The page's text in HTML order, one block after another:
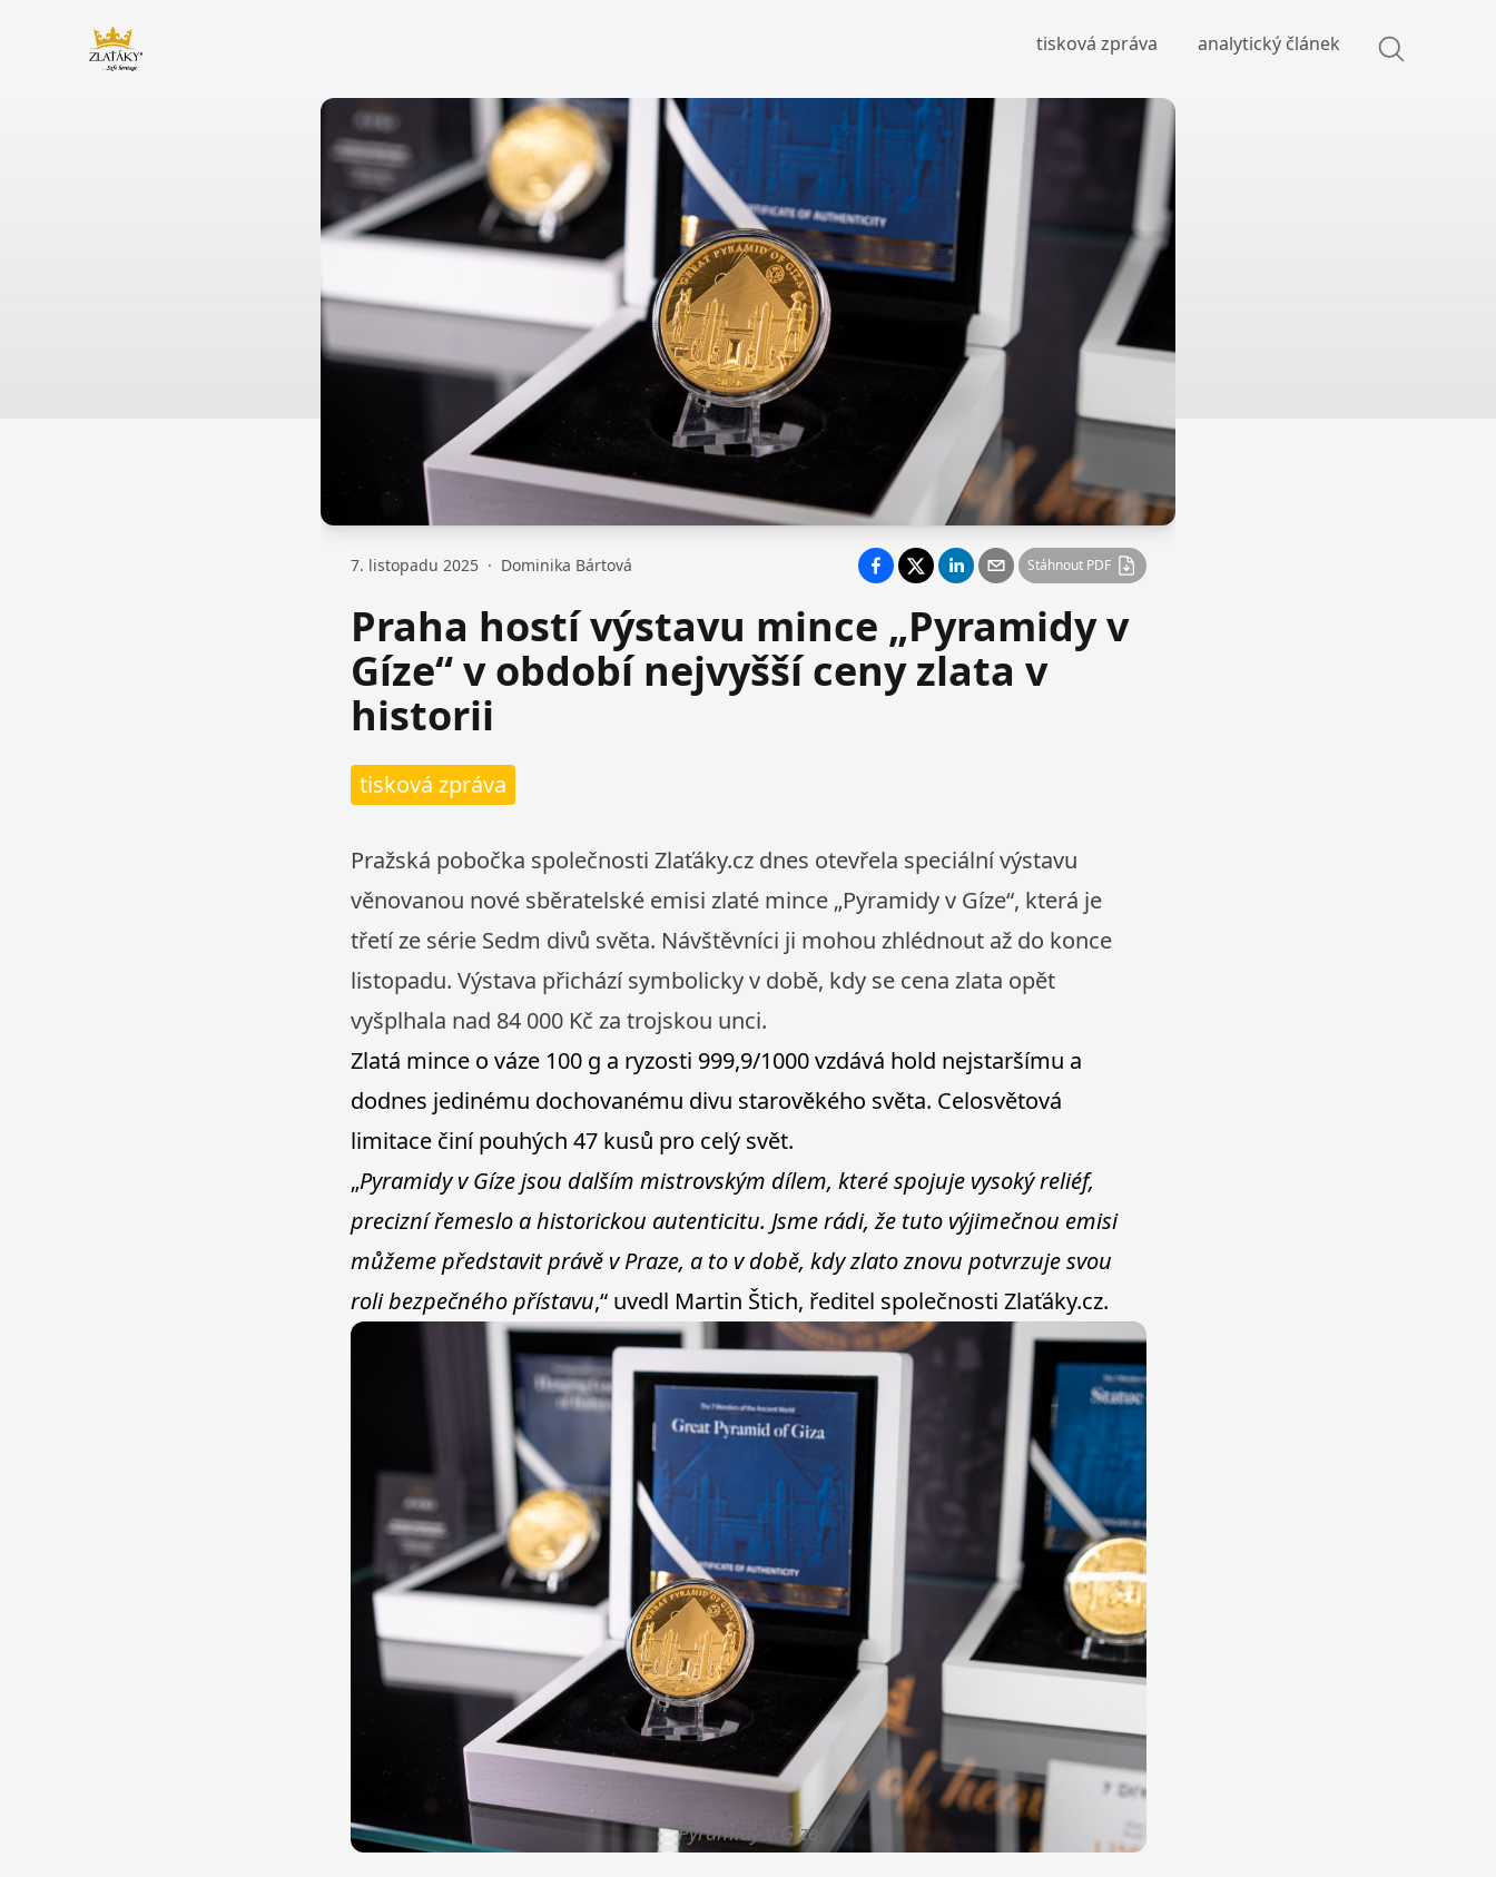
Zlaťáky.cz tisková zpráva analytický článek
7. listopadu 2025 · Dominika Bártová Stáhnout PDF
Praha hostí výstavu mince „Pyramidy v
Gíze“ v období nejvyšší ceny zlata v
historii
tisková zpráva
Pražská pobočka společnosti Zlaťáky.cz dnes otevřela speciální výstavu
věnovanou nové sběratelské emisi zlaté mince „Pyramidy v Gíze“, která je
třetí ze série Sedm divů světa. Návštěvníci ji mohou zhlédnout až do konce
listopadu. Výstava přichází symbolicky v době, kdy se cena zlata opět
vyšplhala nad 84 000 Kč za trojskou unci.
Zlatá mince o váze 100 g a ryzosti 999,9/1000 vzdává hold nejstaršímu a
dodnes jedinému dochovanému divu starověkého světa. Celosvětová
limitace činí pouhých 47 kusů pro celý svět.
„Pyramidy v Gíze jsou dalším mistrovským dílem, které spojuje vysoký reliéf,
precizní řemeslo a historickou autenticitu. Jsme rádi, že tuto výjimečnou emisi
můžeme představit právě v Praze, a to v době, kdy zlato znovu potvrzuje svou
roli bezpečného přístavu,“ uvedl Martin Štich, ředitel společnosti Zlaťáky.cz.
Pyramidy v Gíze